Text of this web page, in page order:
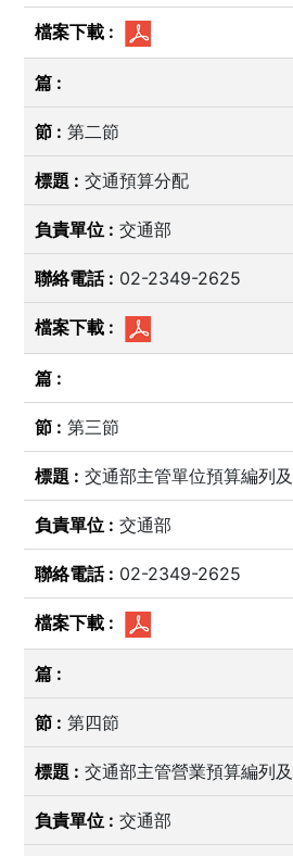
第二節
交通預算分配
交通部
02-2349-2625
第三節
交通部主管單位預算編列
交通部
02-2349-2625
第四節
交通部主管營業預算編列
交通部